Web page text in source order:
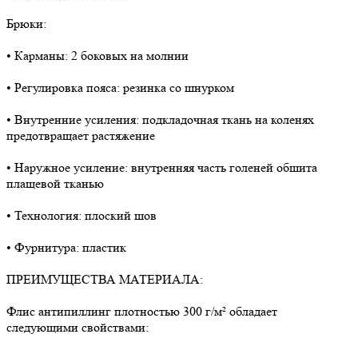
Брюки:
• Карманы: 2 боковых на молнии
• Регулировка пояса: резинка со шнурком
• Внутренние усиления: подкладочная ткань на коленях
предотвращает растяжение
• Наружное усиление: внутренняя часть голеней обшита
плащевой тканью
• Технология: плоский шов
• Фурнитура: пластик
ПРЕИМУЩЕСТВА МАТЕРИАЛА:
Флис антипиллинг плотностью 300 г/м² обладает
следующими свойствами: